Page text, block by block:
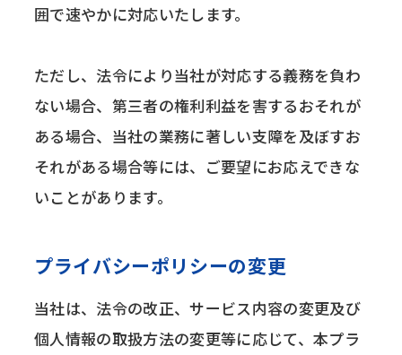
囲で速やかに対応いたします。
ただし、法令により当社が対応する義務を負わ
ない場合、第三者の権利利益を害するおそれが
ある場合、当社の業務に著しい支障を及ぼすお
それがある場合等には、ご要望にお応えできな
いことがあります。
プライバシーポリシーの変更
当社は、法令の改正、サービス内容の変更及び
個人情報の取扱方法の変更等に応じて、本プラ